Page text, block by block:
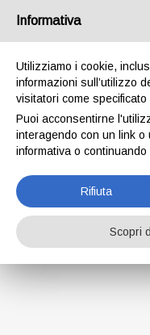
Informativa
Utilizziamo i cookie,
informazioni sull’utilizzo
visitatori come specificato
Puoi acconsentirne
interagendo con un link
informativa o
Rifiuta
Scopri